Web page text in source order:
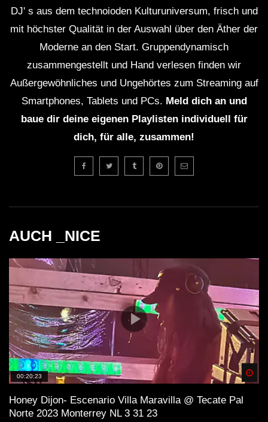
DJ' s aus dem technoioden Kulturuniversum, frisch und
mit höchster Qualität in der Auswahl über den Äther der
Moderne an den Start. Gruppendynamisch
zusammengestellt und Hand verlesen finden wir
Außergewöhnliches und Ungehörtes zum Streaming auf
Smartphones, Tablets und PCs. Meld dich an und
baue dir deine eigenen Playlisten individuell für
dich, für alle, zusammen!
AUCH _NICE
00:20:23
Honey Dijon- Escenario Villa Maravilla @ Tecate Pal
Norte 2023 Monterrey NL 3 31 23